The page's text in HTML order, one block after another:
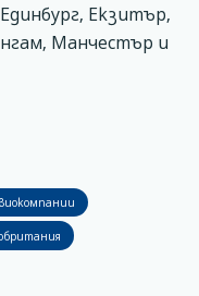
Екзитър,
Манчестър и